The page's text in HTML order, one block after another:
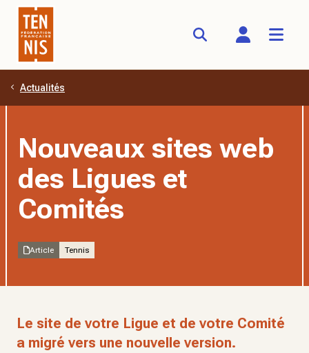
Aller au contenu principal
Actualités
Nouveaux sites web
des Ligues et
Comités
Article Tennis
Le site de votre Ligue et de votre Comité
a migré vers une nouvelle version.